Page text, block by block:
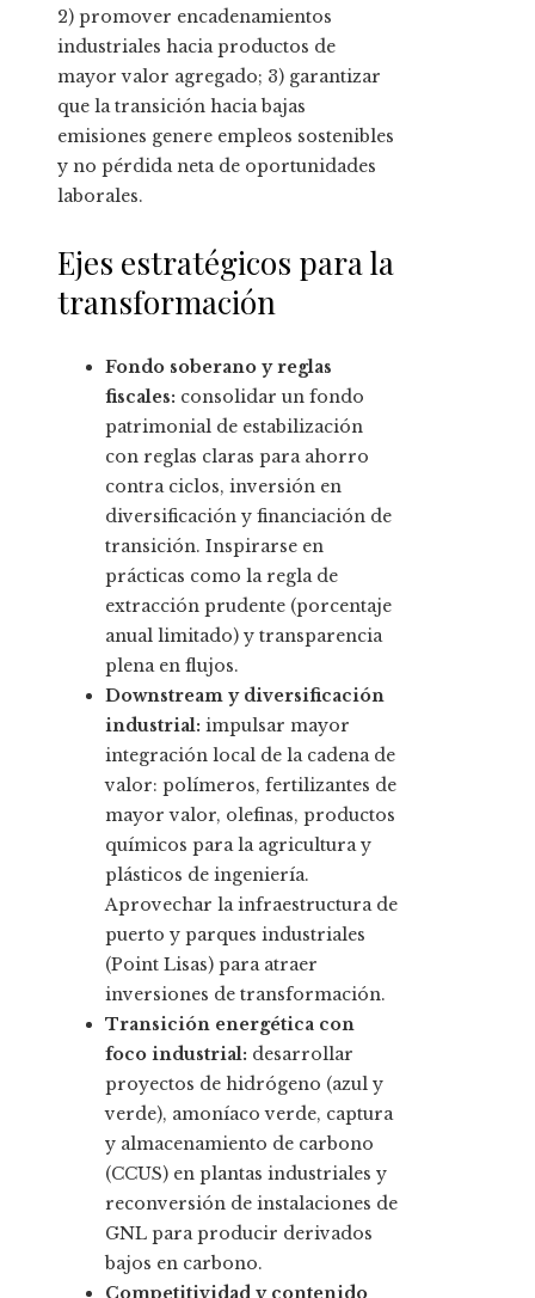
2) promover encadenamientos
industriales hacia productos de
mayor valor agregado; 3) garantizar
que la transición hacia bajas
emisiones genere empleos sostenibles
y no pérdida neta de oportunidades
laborales.
Ejes estratégicos para la
transformación
Fondo soberano y reglas
fiscales: consolidar un fondo
patrimonial de estabilización
con reglas claras para ahorro
contra ciclos, inversión en
diversificación y financiación de
transición. Inspirarse en
prácticas como la regla de
extracción prudente (porcentaje
anual limitado) y transparencia
plena en flujos.
Downstream y diversificación
industrial: impulsar mayor
integración local de la cadena de
valor: polímeros, fertilizantes de
mayor valor, olefinas, productos
químicos para la agricultura y
plásticos de ingeniería.
Aprovechar la infraestructura de
puerto y parques industriales
(Point Lisas) para atraer
inversiones de transformación.
Transición energética con
foco industrial: desarrollar
proyectos de hidrógeno (azul y
verde), amoníaco verde, captura
y almacenamiento de carbono
(CCUS) en plantas industriales y
reconversión de instalaciones de
GNL para producir derivados
bajos en carbono.
Competitividad y contenido